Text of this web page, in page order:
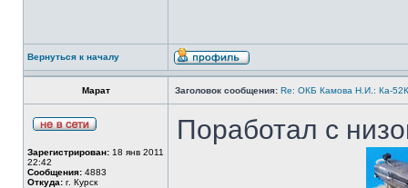
Вернуться к началу
Марат Заголовок сообщения: Re: ОКБ Камова Н.И.: Ка-
Зарегистрирован: 18 янв 2011
22:42
Сообщения: 4883
Откуда: г. Курск
Поработал с